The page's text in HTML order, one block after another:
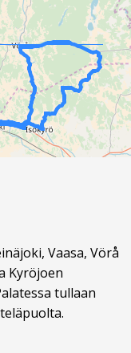
Vaasa, Vörå
Kyröjoen
tullaan